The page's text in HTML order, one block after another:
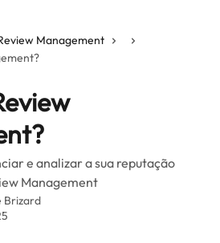
Management
e analizar a sua reputação
Management
Brizard